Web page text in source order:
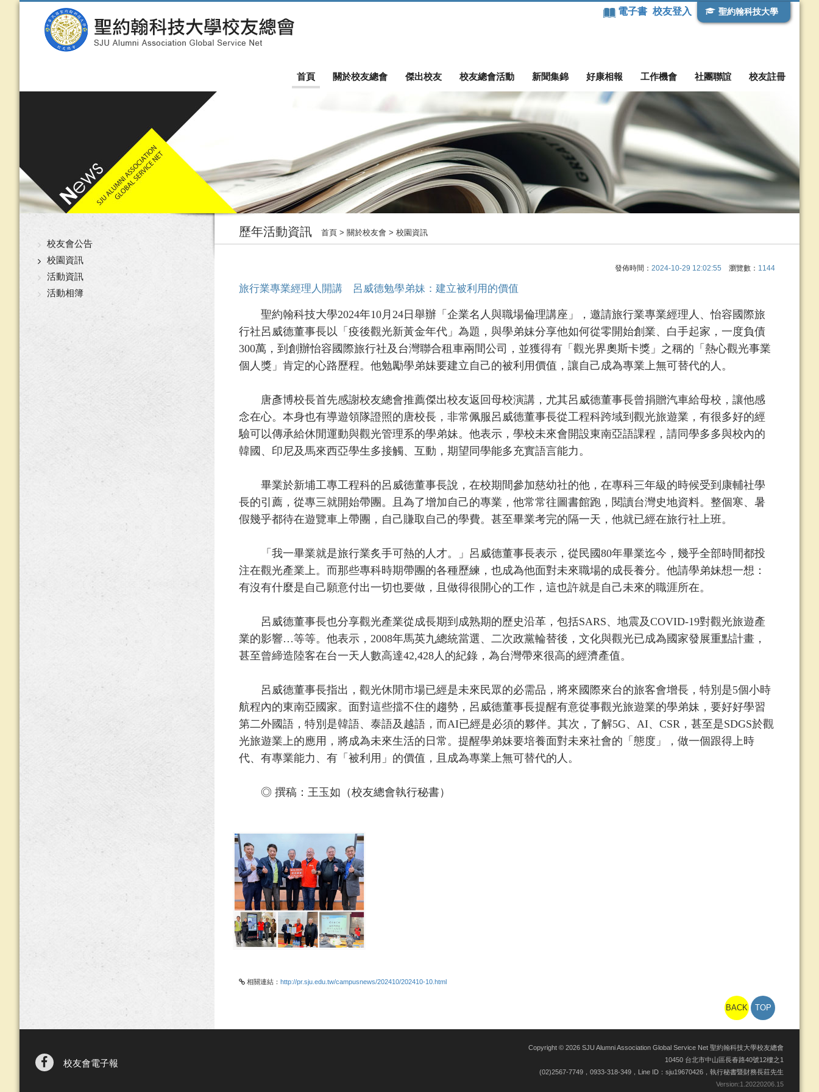
電子書 校友登入 聖約翰科技大學
首頁 關於校友總會 傑出校友 校友總會活動 新聞集錦 好康相報 工作機會 社團聯誼 校友註冊
校友會公告
校園資訊
活動資訊
活動相簿
歷年活動資訊 首頁 > 關於校友會 > 校園資訊
發佈時間： 2024-10-29 12:02:55 瀏覽數： 1144
旅行業專業經理人開講 呂威德勉學弟妹：建立被利用的價值
聖約翰科技大學2024年10月24日舉辦「企業名人與職場倫理講座」，邀請旅行業專業經理人、怡容國際旅
行社呂威德董事長以「疫後觀光新黃金年代」為題，與學弟妹分享他如何從零開始創業、白手起家，一度負債
300萬，到創辦怡容國際旅行社及台灣聯合租車兩間公司，並獲得有「觀光界奧斯卡獎」之稱的「熱心觀光事業
個人獎」肯定的心路歷程。他勉勵學弟妹要建立自己的被利用價值，讓自己成為專業上無可替代的人。
唐彥博校長首先感謝校友總會推薦傑出校友返回母校演講，尤其呂威德董事長曾捐贈汽車給母校，讓他感
念在心。本身也有導遊領隊證照的唐校長，非常佩服呂威德董事長從工程科跨域到觀光旅遊業，有很多好的經
驗可以傳承給休閒運動與觀光管理系的學弟妹。他表示，學校未來會開設東南亞語課程，請同學多多與校內的
韓國、印尼及馬來西亞學生多接觸、互動，期望同學能多充實語言能力。
畢業於新埔工專工程科的呂威德董事長說，在校期間參加慈幼社的他，在專科三年級的時候受到康輔社學
長的引薦，從專三就開始帶團。且為了增加自己的專業，他常常往圖書館跑，閱讀台灣史地資料。整個寒、暑
假幾乎都待在遊覽車上帶團，自己賺取自己的學費。甚至畢業考完的隔一天，他就已經在旅行社上班。
「我一畢業就是旅行業炙手可熱的人才。」呂威德董事長表示，從民國80年畢業迄今，幾乎全部時間都投
注在觀光產業上。而那些專科時期帶團的各種歷練，也成為他面對未來職場的成長養分。他請學弟妹想一想：
有沒有什麼是自己願意付出一切也要做，且做得很開心的工作，這也許就是自己未來的職涯所在。
呂威德董事長也分享觀光產業從成長期到成熟期的歷史沿革，包括SARS、地震及COVID-19對觀光旅遊產
業的影響…等等。他表示，2008年馬英九總統當選、二次政黨輪替後，文化與觀光已成為國家發展重點計畫，
甚至曾締造陸客在台一天人數高達42,428人的紀錄，為台灣帶來很高的經濟產值。
呂威德董事長指出，觀光休閒市場已經是未來民眾的必需品，將來國際來台的旅客會增長，特別是5個小時
航程內的東南亞國家。面對這些擋不住的趨勢，呂威德董事長提醒有意從事觀光旅遊業的學弟妹，要好好學習
第二外國語，特別是韓語、泰語及越語，而AI已經是必須的夥伴。其次，了解5G、AI、CSR，甚至是SDGS於觀
光旅遊業上的應用，將成為未來生活的日常。提醒學弟妹要培養面對未來社會的「態度」，做一個跟得上時
代、有專業能力、有「被利用」的價值，且成為專業上無可替代的人。
◎ 撰稿：王玉如（校友總會執行秘書）
相關連結： http://pr.sju.edu.tw/campusnews/202410/202410-10.html
BACK TOP
校友會電子報
Copyright © 2026 SJU Alumni Association Global Service Net 聖約翰科技大學校友總會
10450 台北市中山區長春路40號12樓之1
(02)2567-7749，0933-318-349，Line ID：sju19670426，執行秘書暨財務長莊先生
Version:1.20220206.15